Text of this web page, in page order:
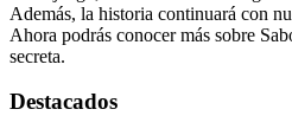
Además, la historia continuará con
Ahora podrás conocer más sobre
secreta.
Destacados